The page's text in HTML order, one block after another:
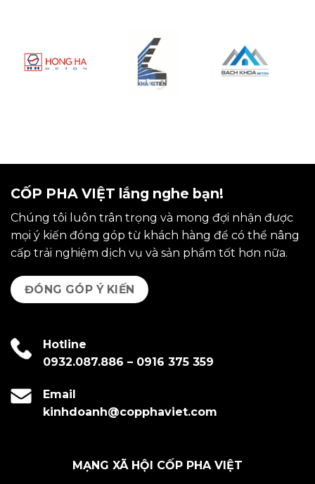
CỐP PHA VIỆT lắng nghe bạn!
Chúng tôi luôn trân trọng và mong đợi nhận được
mọi ý kiến đóng góp từ khách hàng để có thể nâng
cấp trải nghiệm dịch vụ và sản phẩm tốt hơn nữa.
ĐÓNG GÓP Ý KIẾN
Hotline
0932.087.886 – 0916 375 359
Email
kinhdoanh@copphaviet.com
MẠNG XÃ HỘI CỐP PHA VIỆT